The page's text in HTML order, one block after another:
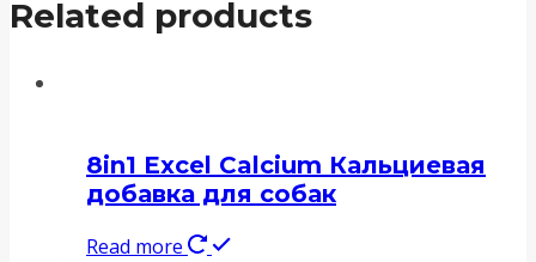
Related products
8in1 Excel Calcium Кальциевая
добавка для собак
Read more